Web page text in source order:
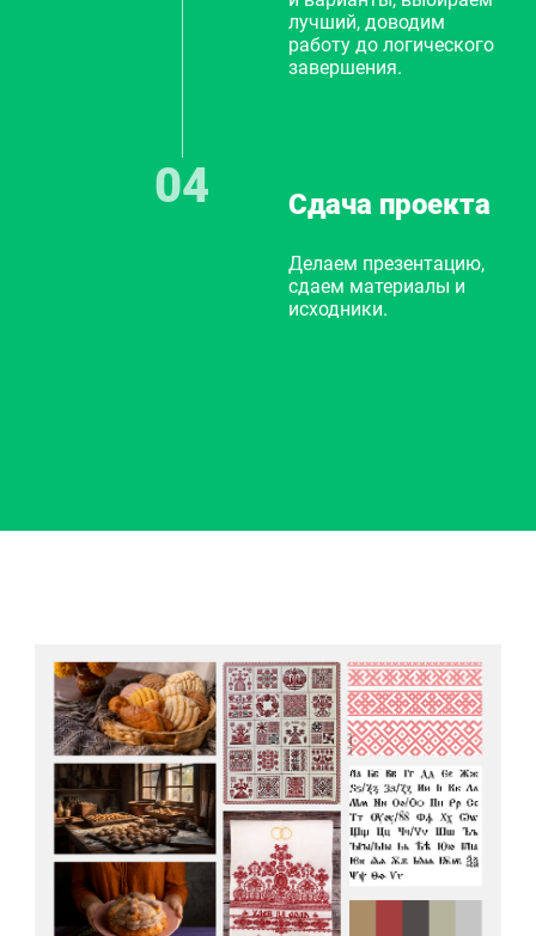
лучший, доводим
работу до логического
завершения.
Сдача проекта
Делаем презентацию,
сдаем материалы и
исходники.